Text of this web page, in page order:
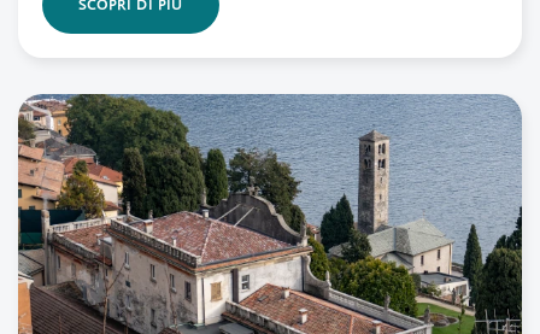
SCOPRI DI PIÙ